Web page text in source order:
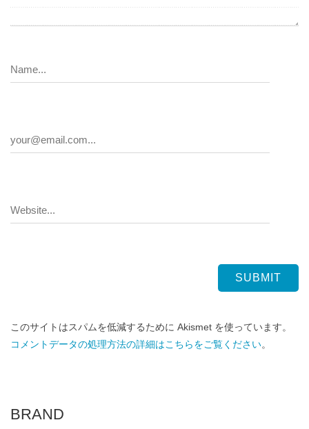
このサイトはスパムを低減するために Akismet を使っています。
コメントデータの処理方法の詳細はこちらをご覧ください。
BRAND